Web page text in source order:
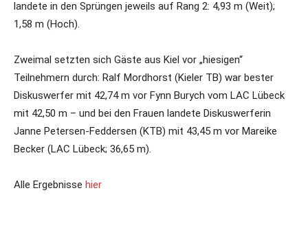
landete in den Sprüngen jeweils auf Rang 2: 4,93 m (Weit);
1,58 m (Hoch).
Zweimal setzten sich Gäste aus Kiel vor „hiesigen“
Teilnehmern durch: Ralf Mordhorst (Kieler TB) war bester
Diskuswerfer mit 42,74 m vor Fynn Burych vom LAC Lübeck
mit 42,50 m – und bei den Frauen landete Diskuswerferin
Janne Petersen-Feddersen (KTB) mit 43,45 m vor Mareike
Becker (LAC Lübeck; 36,65 m).
Alle Ergebnisse hier